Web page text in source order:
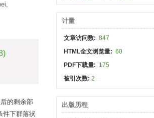
的剩余部
件下群落状
计量
文章访问数: 847
HTML全文浏览量: 60
PDF下载量: 175
被引次数:2
出版历程